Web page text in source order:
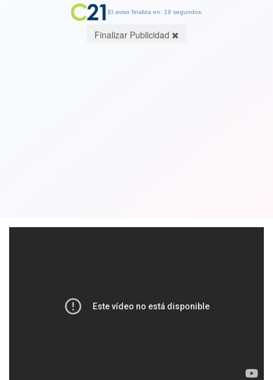
El aviso finaliza en: 19 segundos.
Finalizar Publicidad